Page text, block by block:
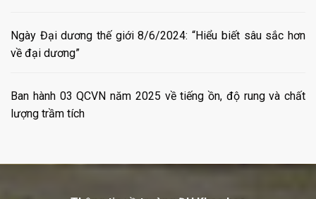
Ngày Đại dương thế giới 8/6/2024: “Hiểu biết sâu sắc hơn
về đại dương”
Ban hành 03 QCVN năm 2025 về tiếng ồn, độ rung và chất
lượng trầm tích